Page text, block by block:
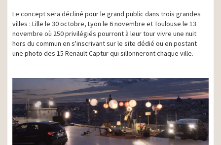
Le concept sera décliné pour le grand public dans trois grandes
villes : Lille le 30 octobre, Lyon le 6 novembre et Toulouse le 13
novembre où 250 privilégiés pourront à leur tour vivre une nuit
hors du commun en s'inscrivant sur le site dédié ou en postant
une photo des 15 Renault Captur qui sillonneront chaque ville.